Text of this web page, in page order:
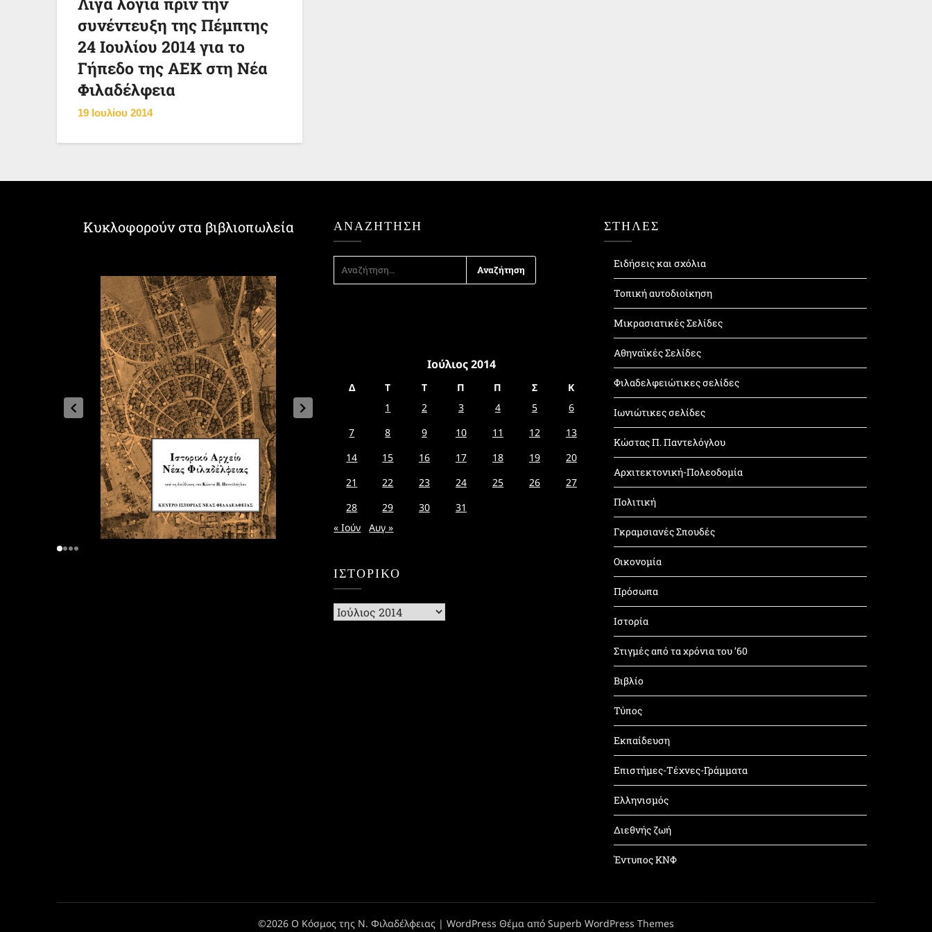
συνέντευξη της Πέμπτης
24 Ιουλίου 2014 για το
Γήπεδο της ΑΕΚ στη Νέα
Φιλαδέλφεια
19 Ιουλίου 2014
Κυκλοφορούν στα βιβλιοπωλεία ΑΝΑΖΉΤΗΣΗ
ΓΙΑ:
Ιούλιος 2014
Δ Τ Τ Π Π Σ
Κ
1
2 3 4 5
6
7
8 9 10 11 12
13
14
15 16 17 18 19
20
21
22 23 24 25 26
27
28
29 30
31
« Ιούν
Αυγ »
ΙΣΤΟΡΙΚΌ
Ιστορικό
ΣΤΗΛΕΣ
Ειδήσεις και σχόλια
Τοπική αυτοδιοίκηση
Μικρασιατικές Σελίδες
Αθηναϊκές Σελίδες
Φιλαδελφειώτικες σελίδες
Ιωνιώτικες σελίδες
Κώστας Π. Παντελόγλου
Αρχιτεκτονική-Πολεοδομία
Πολιτική
Γκραμσιανές Σπουδές
Οικονομία
Πρόσωπα
Ιστορία
Στιγμές από τα χρόνια του ’60
Βιβλίο
Τύπος
Εκπαίδευση
Επιστήμες-Τέχνες-Γράμματα
Ελληνισμός
Διεθνής ζωή
Έντυπος ΚΝΦ
©2026 Ο Κόσμος της Ν. Φιλαδέλφειας | WordPress Θέμα από Superb WordPress Themes